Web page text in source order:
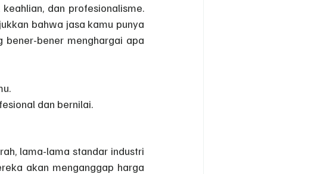
dan profesionalisme.
bahwa jasa kamu punya
bener-bener menghargai apa
dan bernilai.
lama-lama standar industri
akan menganggap harga